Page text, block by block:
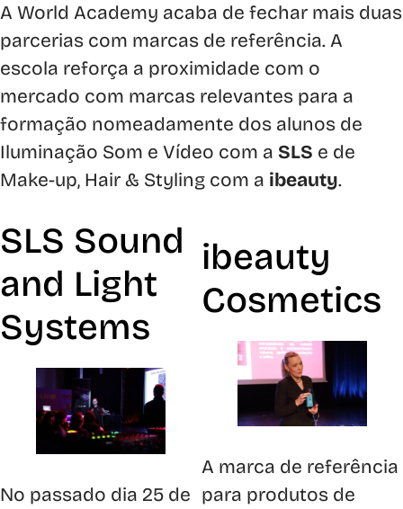
A World Academy acaba de fechar mais duas
parcerias com marcas de referência. A
escola reforça a proximidade com o
mercado com marcas relevantes para a
formação nomeadamente dos alunos de
Iluminação Som e Vídeo com a SLS e de
Make-up, Hair & Styling com a ibeauty.
SLS Sound
and Light
Systems
No passado dia 25 de
ibeauty
Cosmetics
A marca de referência
para produtos de